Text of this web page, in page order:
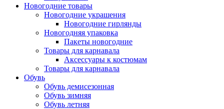
Новогодние товары
Новогодние украшения
Новогодние гирлянды
Новогодняя упаковка
Пакеты новогодние
Товары для карнавала
Аксессуары к костюмам
Товары для карнавала
Обувь
Обувь демисезонная
Обувь зимняя
Обувь летняя